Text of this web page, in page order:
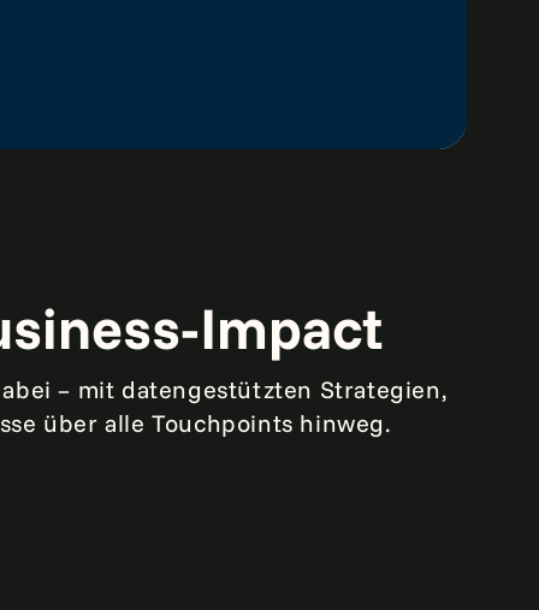
Impact
– mit datengestützten Strategien,
über alle Touchpoints hinweg.